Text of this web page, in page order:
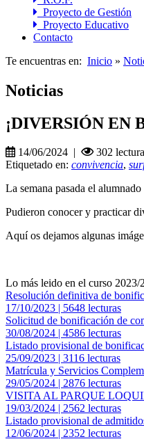
Proyecto de Gestión
Proyecto Educativo
Contacto
Te encuentras en: Inicio »
Noticias
¡DIVERSIÓN EN
14/06/2024 |
302
Etiquetado en: convivencia,
La semana pasada el alumnado
Pudieron conocer y practicar
Aquí os dejamos algunas
Lo más leido en el curso 2023/
Resolución definitiva de
17/10/2023 | 5648 lecturas
Solicitud de bonificación de
30/08/2024 | 4586 lecturas
Listado provisional de
25/09/2023 | 3116 lecturas
Matrícula y Servicios
29/05/2024 | 2876 lecturas
VISITA AL PARQUE
19/03/2024 | 2562 lecturas
Listado provisional de
12/06/2024 | 2352 lecturas